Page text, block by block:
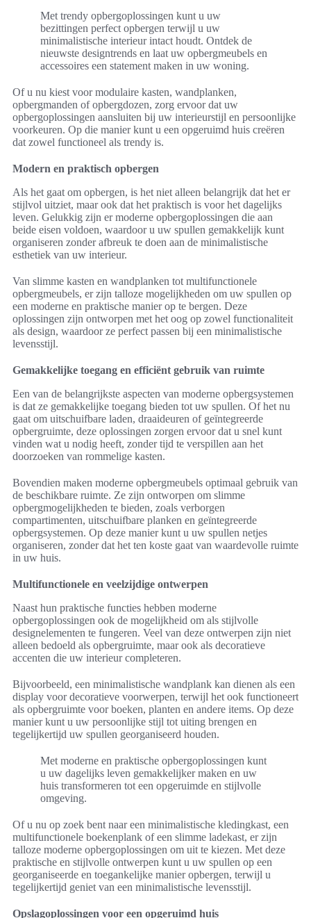
Met trendy opbergoplossingen kunt u uw
bezittingen perfect opbergen terwijl u uw
minimalistische interieur intact houdt. Ontdek de
nieuwste designtrends en laat uw opbergmeubels en
accessoires een statement maken in uw woning.
Of u nu kiest voor modulaire kasten, wandplanken,
opbergmanden of opbergdozen, zorg ervoor dat uw
opbergoplossingen aansluiten bij uw interieurstijl en persoonlijke
voorkeuren. Op die manier kunt u een opgeruimd huis creëren
dat zowel functioneel als trendy is.
Modern en praktisch opbergen
Als het gaat om opbergen, is het niet alleen belangrijk dat het er
stijlvol uitziet, maar ook dat het praktisch is voor het dagelijks
leven. Gelukkig zijn er moderne opbergoplossingen die aan
beide eisen voldoen, waardoor u uw spullen gemakkelijk kunt
organiseren zonder afbreuk te doen aan de minimalistische
esthetiek van uw interieur.
Van slimme kasten en wandplanken tot multifunctionele
opbergmeubels, er zijn talloze mogelijkheden om uw spullen op
een moderne en praktische manier op te bergen. Deze
oplossingen zijn ontworpen met het oog op zowel functionaliteit
als design, waardoor ze perfect passen bij een minimalistische
levensstijl.
Gemakkelijke toegang en efficiënt gebruik van ruimte
Een van de belangrijkste aspecten van moderne opbergsystemen
is dat ze gemakkelijke toegang bieden tot uw spullen. Of het nu
gaat om uitschuifbare laden, draaideuren of geïntegreerde
opbergruimte, deze oplossingen zorgen ervoor dat u snel kunt
vinden wat u nodig heeft, zonder tijd te verspillen aan het
doorzoeken van rommelige kasten.
Bovendien maken moderne opbergmeubels optimaal gebruik van
de beschikbare ruimte. Ze zijn ontworpen om slimme
opbergmogelijkheden te bieden, zoals verborgen
compartimenten, uitschuifbare planken en geïntegreerde
opbergsystemen. Op deze manier kunt u uw spullen netjes
organiseren, zonder dat het ten koste gaat van waardevolle ruimte
in uw huis.
Multifunctionele en veelzijdige ontwerpen
Naast hun praktische functies hebben moderne
opbergoplossingen ook de mogelijkheid om als stijlvolle
designelementen te fungeren. Veel van deze ontwerpen zijn niet
alleen bedoeld als opbergruimte, maar ook als decoratieve
accenten die uw interieur completeren.
Bijvoorbeeld, een minimalistische wandplank kan dienen als een
display voor decoratieve voorwerpen, terwijl het ook functioneert
als opbergruimte voor boeken, planten en andere items. Op deze
manier kunt u uw persoonlijke stijl tot uiting brengen en
tegelijkertijd uw spullen georganiseerd houden.
Met moderne en praktische opbergoplossingen kunt
u uw dagelijks leven gemakkelijker maken en uw
huis transformeren tot een opgeruimde en stijlvolle
omgeving.
Of u nu op zoek bent naar een minimalistische kledingkast, een
multifunctionele boekenplank of een slimme ladekast, er zijn
talloze moderne opbergoplossingen om uit te kiezen. Met deze
praktische en stijlvolle ontwerpen kunt u uw spullen op een
georganiseerde en toegankelijke manier opbergen, terwijl u
tegelijkertijd geniet van een minimalistische levensstijl.
Opslagoplossingen voor een opgeruimd huis